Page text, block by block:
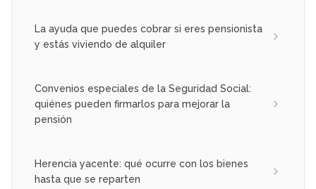
La ayuda que puedes cobrar si eres pensionista
y estás viviendo de alquiler
Convenios especiales de la Seguridad Social:
quiénes pueden firmarlos para mejorar la
pensión
Herencia yacente: qué ocurre con los bienes
hasta que se reparten